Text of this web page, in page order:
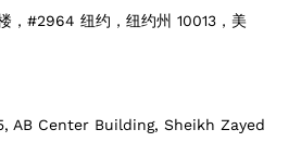
，#2964 纽约，纽约州 10013，美
AB Center Building, Sheikh Zayed